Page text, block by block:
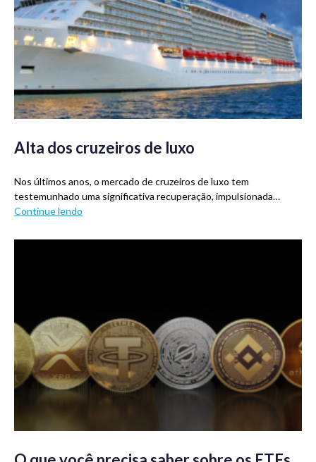
Alta dos cruzeiros de luxo
Nos últimos anos, o mercado de cruzeiros de luxo tem
testemunhado uma significativa recuperação, impulsionada…
Continue lendo